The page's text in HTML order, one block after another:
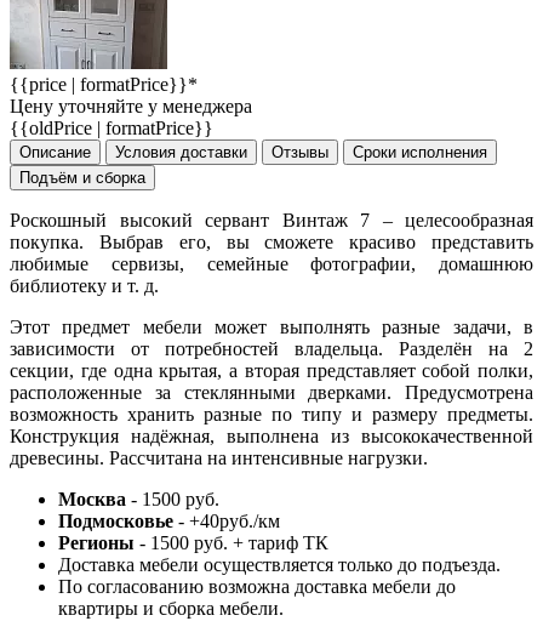
{{price | formatPrice}}*
Цену уточняйте у менеджера
{{oldPrice | formatPrice}}
Описание Условия доставки Отзывы
Сроки исполнения
Подъём и сборка
Роскошный высокий сервант Винтаж 7 – целесообразная
покупка. Выбрав его, вы сможете красиво представить
любимые сервизы, семейные фотографии, домашнюю
библиотеку и т. д.
Этот предмет мебели может выполнять разные задачи, в
зависимости от потребностей владельца. Разделён на 2
секции, где одна крытая, а вторая представляет собой полки,
расположенные за стеклянными дверками. Предусмотрена
возможность хранить разные по типу и размеру предметы.
Конструкция надёжная, выполнена из высококачественной
древесины. Рассчитана на интенсивные нагрузки.
Москва - 1500 руб.
Подмосковье - +40руб./км
Регионы - 1500 руб. + тариф ТК
Доставка мебели осуществляется только до подъезда.
По согласованию возможна доставка мебели до
квартиры и сборка мебели.